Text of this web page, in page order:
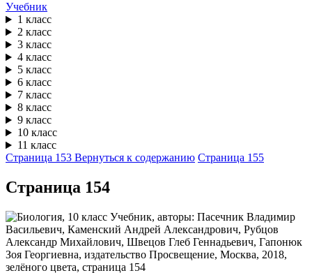
Учебник
1 класс
2 класс
3 класс
4 класс
5 класс
6 класс
7 класс
8 класс
9 класс
10 класс
11 класс
Страница 153 Вернуться к содержанию Страница 155
Cтраница 154